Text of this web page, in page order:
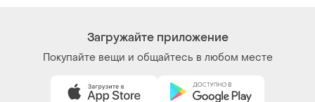
Загружайте приложение
Покупайте вещи и общайтесь в любом месте